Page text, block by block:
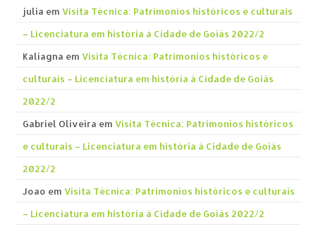
julia em Visita Técnica: Patrimonios históricos e culturais
– Licenciatura em história á Cidade de Goiás 2022/2
Kaliagna em Visita Técnica: Patrimonios históricos e
culturais – Licenciatura em história á Cidade de Goiás
2022/2
Gabriel Oliveira em Visita Técnica: Patrimonios históricos
e culturais – Licenciatura em história á Cidade de Goiás
2022/2
Joao em Visita Técnica: Patrimonios históricos e culturais
– Licenciatura em história á Cidade de Goiás 2022/2